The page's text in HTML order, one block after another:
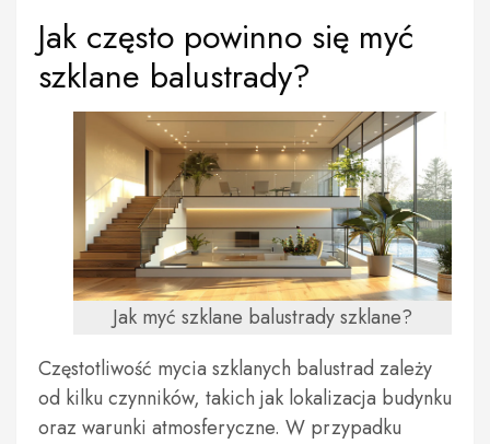
Jak często powinno się myć
szklane balustrady?
Jak myć szklane balustrady szklane?
Częstotliwość mycia szklanych balustrad zależy
od kilku czynników, takich jak lokalizacja budynku
oraz warunki atmosferyczne. W przypadku